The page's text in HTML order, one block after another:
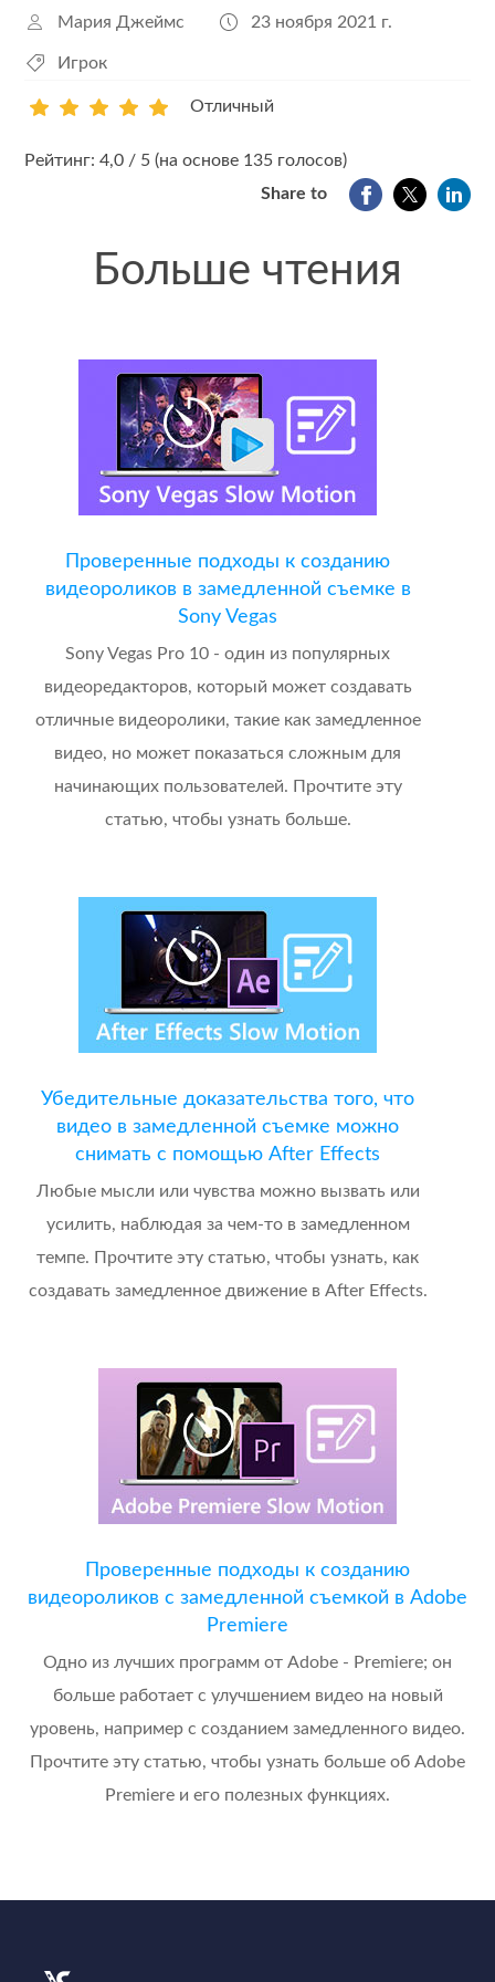
Мария Джеймс 23 ноября 2021 г.
Игрок
Отличный
Рейтинг: 4,0 / 5 (на основе 135 голосов)
Share to
Больше чтения
Проверенные подходы к созданию
видеороликов в замедленной съемке в
Sony Vegas
Sony Vegas Pro 10 - один из популярных
видеоредакторов, который может создавать
отличные видеоролики, такие как замедленное
видео, но может показаться сложным для
начинающих пользователей. Прочтите эту
статью, чтобы узнать больше.
Убедительные доказательства того, что
видео в замедленной съемке можно
снимать с помощью After Effects
Любые мысли или чувства можно вызвать или
усилить, наблюдая за чем-то в замедленном
темпе. Прочтите эту статью, чтобы узнать, как
создавать замедленное движение в After Effects.
Проверенные подходы к созданию
видеороликов с замедленной съемкой в Adobe
Premiere
Одно из лучших программ от Adobe - Premiere; он
больше работает с улучшением видео на новый
уровень, например с созданием замедленного видео.
Прочтите эту статью, чтобы узнать больше об Adobe
Premiere и его полезных функциях.